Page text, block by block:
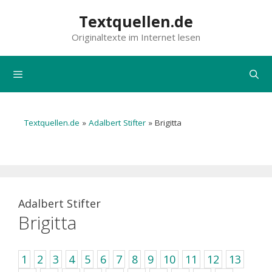
Textquellen.de
Originaltexte im Internet lesen
Textquellen.de » Adalbert Stifter » Brigitta
Adalbert Stifter
Brigitta
1 2 3 4 5 6 7 8 9 10 11 12
13